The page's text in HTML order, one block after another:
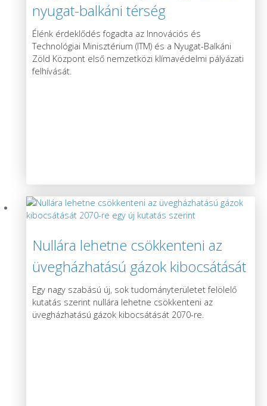
nyugat-balkáni térség
klímavédelmét
Élénk érdeklődés fogadta az Innovációs és
Technológiai Minisztérium (ITM) és a Nyugat-Balkáni
Zöld Központ első nemzetközi klímavédelmi pályázati
felhívását.
Nullára lehetne csökkenteni az
üvegházhatású gázok kibocsátását
2070-re egy új kutatás szerint
Egy nagy szabású új, sok tudományterületet felölelő
kutatás szerint nullára lehetne csökkenteni az
üvegházhatású gázok kibocsátását 2070-re.